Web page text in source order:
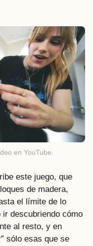
en YouTube.
este juego, que
de madera,
el límite de lo
descubriendo cómo
al resto, y en
sólo esas que se